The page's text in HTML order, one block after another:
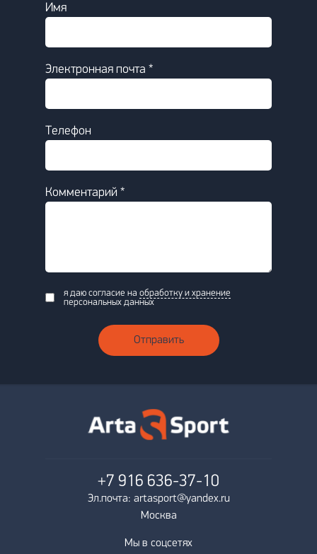
Имя
Электронная почта *
Телефон
Комментарий *
я даю согласие на обработку и хранение
персональных данных
Отправить
+7 916 636-37-10
Эл.почта: artasport@yandex.ru
Москва
Мы в соцсетях